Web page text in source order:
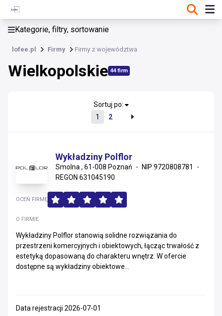
Kategorie, filtry, sortowanie
lofee.pl Firmy Firmy z województwa
Wielkopolskie 44 firm
Firmy
Dolnośląskie
Małopolskie
Podkarpackie
Łódzkie
Warmińsko-mazurskie
Sortuj po:
1
2
Wykładziny Polflor
Smolna , 61-008 Poznań
NIP 9720808781
REGON 631045190
O FIRMIE
Wykładziny Polflor stanowią solidne rozwiązania do
przestrzeni komercyjnych i obiektowych, łącząc trwałość z
estetyką dopasowaną do charakteru wnętrz. W ofercie
dostępne są wykładziny obiektowe...
OCEŃ FIRMĘ
Data rejestracji 2026-07-01